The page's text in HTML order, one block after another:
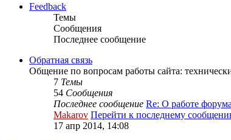
Feedback
Темы
Сообщения
Последнее сообщение
Обратная связь
Общение по вопросам работы сайта:
7 Темы
54 Сообщения
Последнее сообщение Re: О работе форума
Makarov Перейти к последнему
17 апр 2014, 14:08